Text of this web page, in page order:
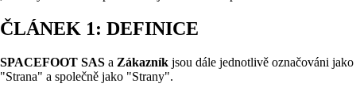
ČLÁNEK 1: DEFINICE
SPACEFOOT SAS a Zákazník jsou dále jednotlivě označováni jako
"Strana" a společně jako "Strany".